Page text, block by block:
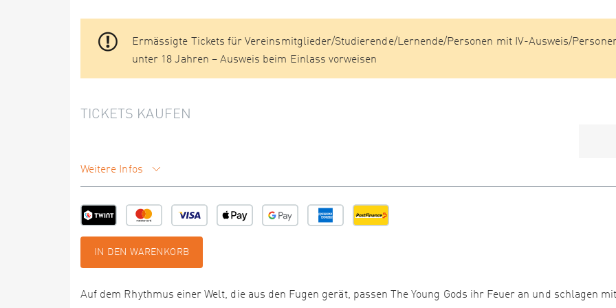
Ermässigte Tickets für Vereinsmitglieder/Studierende/Lernende/Personen mit IV-Ausweis/
unter 18 Jahren – Ausweis beim Einlass vorweisen
TICKETS KAUFEN
Weitere Infos
IN DEN WARENKORB
Auf dem Rhythmus einer Welt, die aus den Fugen gerät, passen The Young Gods ihr Feuer an und schlagen